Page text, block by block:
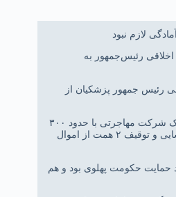
رئیس‌جمهور به
رئیس جمهور پزشکیان از
رسیدگی به پرونده کلاهبرداری یک شرکت مهاجرتی با حدود ۳۰۰
شاکی در دادسرای تهران | شناسایی و توقیف ۲ همت از اموال
حمایت حکومت پهلوی بود و هم